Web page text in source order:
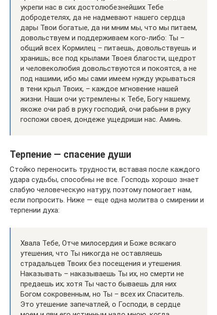
укрепи нас в сих достолюбезнейших Тебе
добродетелях, да не надмевают нашего сердца
дары Твои богатые, да ни мним мы, что мы питаем,
довольствуем и поддерживаем кого-либо: Ты –
общий всех Кормилец – питаешь, довольствуешь и
хранишь; все под крылами Твоея благости, щедрот
и человеколюбия довольствуются и покоятся, а не
под нашими, ибо мы сами имеем нужду укрываться
в тени крыл Твоих, – каждое мгновение нашей
жизни. Наши очи устремлены к Тебе, Богу нашему,
якоже очи раб в руку господий, очи рабыни в руку
госпожи своея, дондеже ущедриши нас. Аминь.
Терпение — спасение души
Стойко переносить трудности, вставая после каждого
удара судьбы, способны не все. Господь хорошо знает
слабую человеческую натуру, поэтому помогает нам,
если попросить. Ниже — еще одна молитва о смирении и
терпении духа:
Хвала Тебе, Отче милосердия и Боже всякаго
утешения, что Ты никогда не оставляешь
страдальцев Твоих без посещения и утешения.
Наказывать – наказываешь Ты их, но смерти не
предаешь их; хотя Ты часто бываешь для них
Богом сокровенным, но Ты – всех их Спаситель.
Это утешение запечатлей, о Господи, в сердце